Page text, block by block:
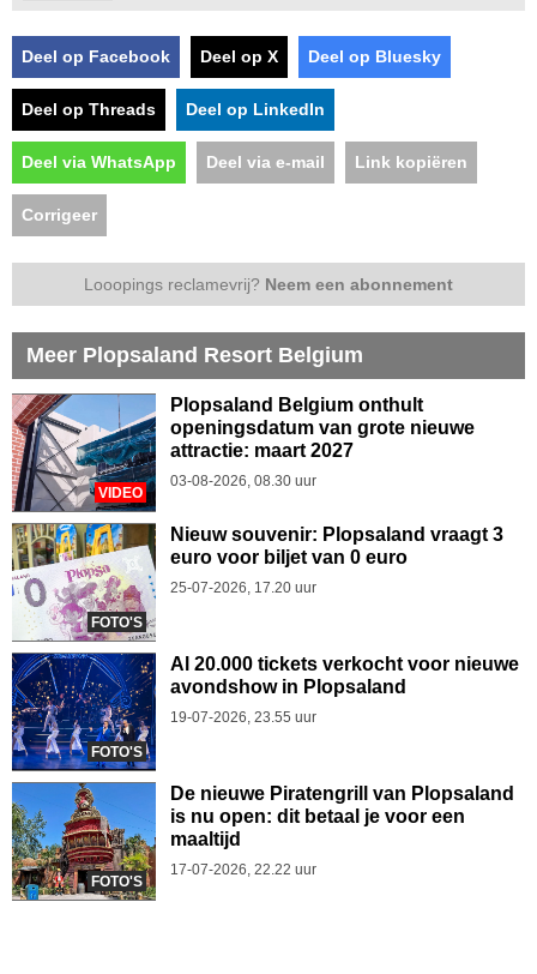
Deel op Facebook Deel op X Deel op Bluesky
Deel op Threads Deel op LinkedIn
Deel via WhatsApp Deel via e-mail Link kopiëren
Corrigeer
Looopings reclamevrij? Neem een abonnement
Meer Plopsaland Resort Belgium
VIDEO
Plopsaland Belgium onthult
openingsdatum van grote nieuwe
attractie: maart 2027
03-08-2026, 08.30 uur
FOTO'S
Nieuw souvenir: Plopsaland vraagt 3
euro voor biljet van 0 euro
25-07-2026, 17.20 uur
FOTO'S
Al 20.000 tickets verkocht voor nieuwe
avondshow in Plopsaland
19-07-2026, 23.55 uur
FOTO'S
De nieuwe Piratengrill van Plopsaland
is nu open: dit betaal je voor een
maaltijd
17-07-2026, 22.22 uur